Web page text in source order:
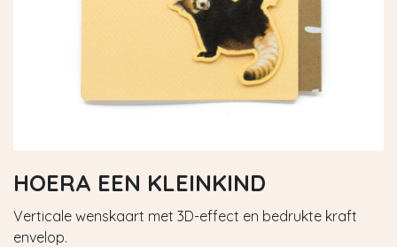
HOERA EEN KLEINKIND
Verticale wenskaart met 3D-effect en bedrukte kraft
envelop.